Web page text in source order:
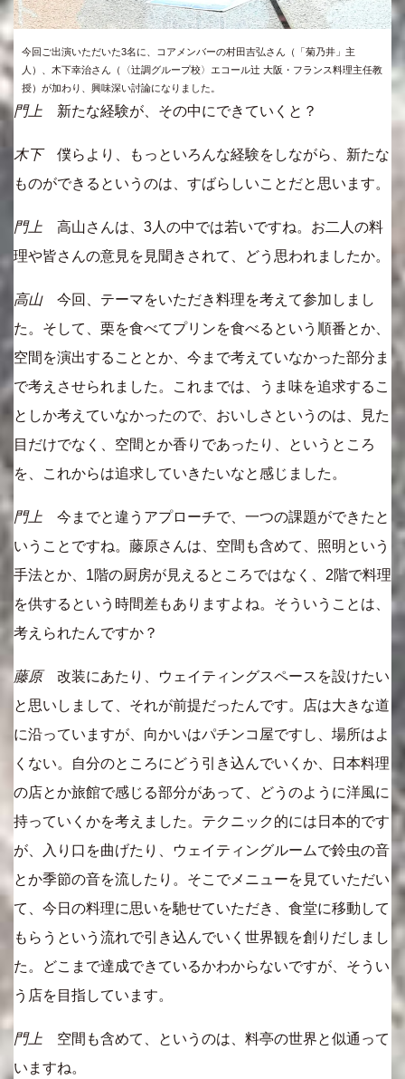
今回ご出演いただいた3名に、コアメンバーの村田吉弘さん（「菊乃井」主
人）、木下幸治さん（〈辻調グループ校〉エコール辻 大阪・フランス料理主任教
授）が加わり、興味深い討論になりました。
門上 新たな経験が、その中にできていくと？
木下僕らより、もっといろんな経験をしながら、新たな
ものができるというのは、すばらしいことだと思います。
門上 高山さんは、3人の中では若いですね。お二人の料
理や皆さんの意見を見聞きされて、どう思われましたか。
高山今回、テーマをいただき料理を考えて参加しまし
た。そして、栗を食べてプリンを食べるという順番とか、
空間を演出することとか、今まで考えていなかった部分ま
で考えさせられました。これまでは、うま味を追求するこ
としか考えていなかったので、おいしさというのは、見た
目だけでなく、空間とか香りであったり、というところ
を、これからは追求していきたいなと感じました。
門上 今までと違うアプローチで、一つの課題ができたと
いうことですね。藤原さんは、空間も含めて、照明という
手法とか、1階の厨房が見えるところではなく、2階で料理
を供するという時間差もありますよね。そういうことは、
考えられたんですか？
藤原改装にあたり、ウェイティングスペースを設けたい
と思いしまして、それが前提だったんです。店は大きな道
に沿っていますが、向かいはパチンコ屋ですし、場所はよ
くない。自分のところにどう引き込んでいくか、日本料理
の店とか旅館で感じる部分があって、どうのように洋風に
持っていくかを考えました。テクニック的には日本的です
が、入り口を曲げたり、ウェイティングルームで鈴虫の音
とか季節の音を流したり。そこでメニューを見ていただい
て、今日の料理に思いを馳せていただき、食堂に移動して
もらうという流れで引き込んでいく世界観を創りだしまし
た。どこまで達成できているかわからないですが、そうい
う店を目指しています。
門上 空間も含めて、というのは、料亭の世界と似通って
いますね。